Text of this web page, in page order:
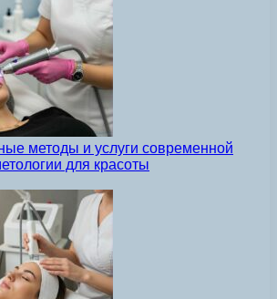
методы и услуги современной
для красоты